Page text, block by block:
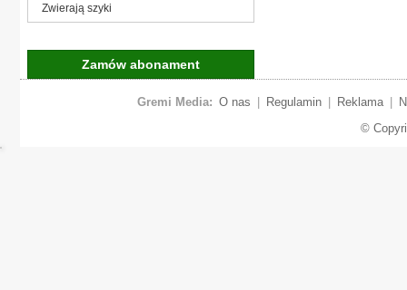
Zwierają szyki
Zamów abonament
Gremi Media: O nas Regulamin Reklama
©